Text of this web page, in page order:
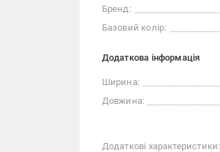
Бренд:
Базовий колір:
Додаткова інформація
Ширина:
Довжина:
Додаткові характеристики: